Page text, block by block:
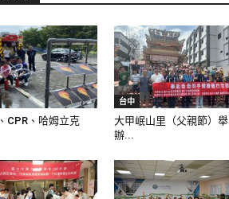
CPR、哈姆立克
台中
大甲岷山里（父親節）舉
辦...